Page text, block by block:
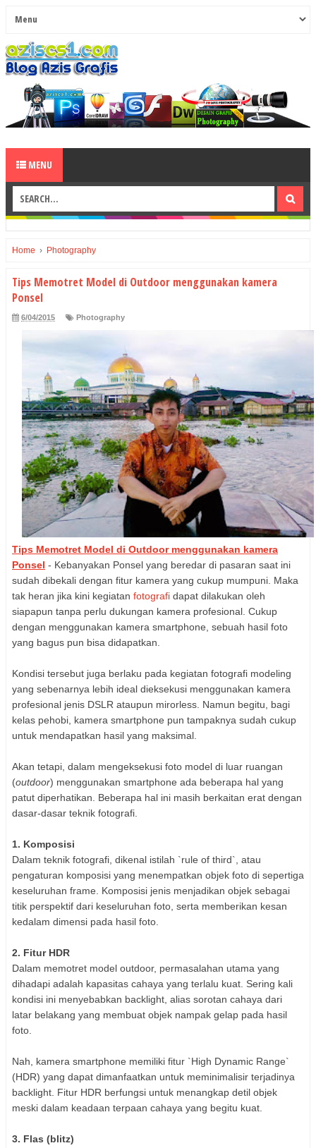
MENU
Home › Photography
Tips Memotret Model di Outdoor menggunakan kamera
Ponsel
6/04/2015 Photography
Tips Memotret Model di Outdoor menggunakan kamera
Ponsel - Kebanyakan Ponsel yang beredar di pasaran saat ini
sudah dibekali dengan fitur kamera yang cukup mumpuni. Maka
tak heran jika kini kegiatan fotografi dapat dilakukan oleh
siapapun tanpa perlu dukungan kamera profesional. Cukup
dengan menggunakan kamera smartphone, sebuah hasil foto
yang bagus pun bisa didapatkan.
Kondisi tersebut juga berlaku pada kegiatan fotografi modeling
yang sebenarnya lebih ideal dieksekusi menggunakan kamera
profesional jenis DSLR ataupun mirorless. Namun begitu, bagi
kelas pehobi, kamera smartphone pun tampaknya sudah cukup
untuk mendapatkan hasil yang maksimal.
Akan tetapi, dalam mengeksekusi foto model di luar ruangan
(outdoor) menggunakan smartphone ada beberapa hal yang
patut diperhatikan. Beberapa hal ini masih berkaitan erat dengan
dasar-dasar teknik fotografi.
1. Komposisi
Dalam teknik fotografi, dikenal istilah `rule of third`, atau
pengaturan komposisi yang menempatkan objek foto di sepertiga
keseluruhan frame. Komposisi jenis menjadikan objek sebagai
titik perspektif dari keseluruhan foto, serta memberikan kesan
kedalam dimensi pada hasil foto.
2. Fitur HDR
Dalam memotret model outdoor, permasalahan utama yang
dihadapi adalah kapasitas cahaya yang terlalu kuat. Sering kali
kondisi ini menyebabkan backlight, alias sorotan cahaya dari
latar belakang yang membuat objek nampak gelap pada hasil
foto.
Nah, kamera smartphone memiliki fitur `High Dynamic Range`
(HDR) yang dapat dimanfaatkan untuk meminimalisir terjadinya
backlight. Fitur HDR berfungsi untuk menangkap detil objek
meski dalam keadaan terpaan cahaya yang begitu kuat.
3. Flas (blitz)